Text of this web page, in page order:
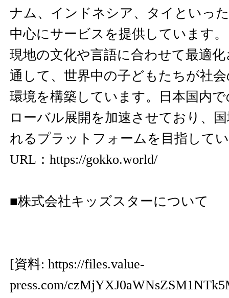
ナム、インドネシア、タイといっ
中心にサービスを提供しています。
現地の文化や言語に合わせて最適
通して、世界中の子どもたちが社
環境を構築しています。日本国内
ローバル展開を加速させており、
れるプラットフォームを目指して
URL： https://gokko.world/
■株式会社キッズスターについて
[資料: https://files.value-
press.com/